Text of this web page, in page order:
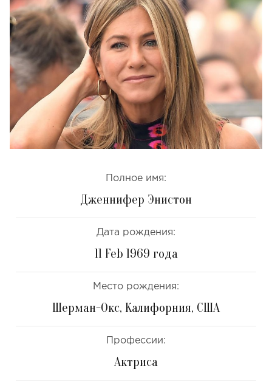
Полное имя:
Дженнифер Энистон
Дата рождения:
11 Feb 1969 года
Место рождения:
Шерман-Окс, Калифорния, США
Профессии:
Актриса